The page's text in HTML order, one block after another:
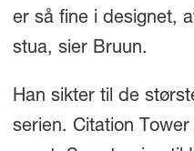
er så fine i designet,
stua, sier Bruun.
Han sikter til de
serien. Citation